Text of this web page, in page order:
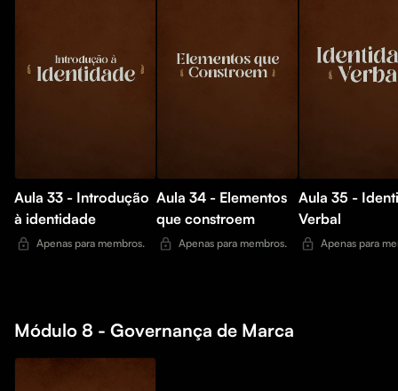
Aula 33 - Introdução
à identidade
Apenas para membros.
Aula 34 - Elementos
que constroem
Apenas para membros.
Aula 35 -
Verbal
Apenas para
Módulo 8 - Governança de Marca